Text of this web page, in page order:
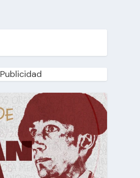
Publicidad